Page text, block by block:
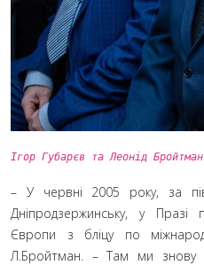
Ігор Губарєв та Леонід
– У червні 2005
року, за
Дніпродзержинську, у
Європи з бліцу по
Л.Бройтман.
– Там ми знову